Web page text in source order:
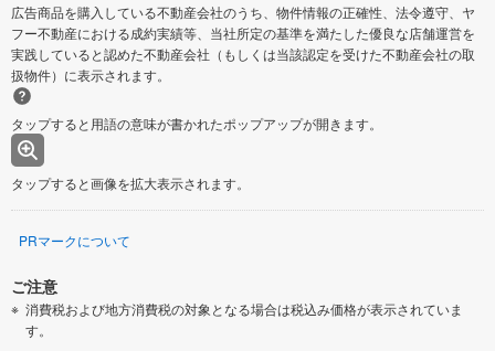
広告商品を購入している不動産会社のうち、物件情報の正確性、法令遵守、ヤ
フー不動産における成約実績等、当社所定の基準を満たした優良な店舗運営を
実践していると認めた不動産会社（もしくは当該認定を受けた不動産会社の取
扱物件）に表示されます。
タップすると用語の意味が書かれたポップアップが開きます。
タップすると画像を拡大表示されます。
PRマークについて
ご注意
消費税および地方消費税の対象となる場合は税込み価格が表示されていま
す。